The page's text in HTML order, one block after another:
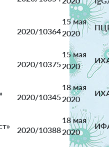
2020/10364
15 мая
2020
2020/10375
15 мая
2020
2020/10345
18 мая
2020
2020/10388
18 мая
2020